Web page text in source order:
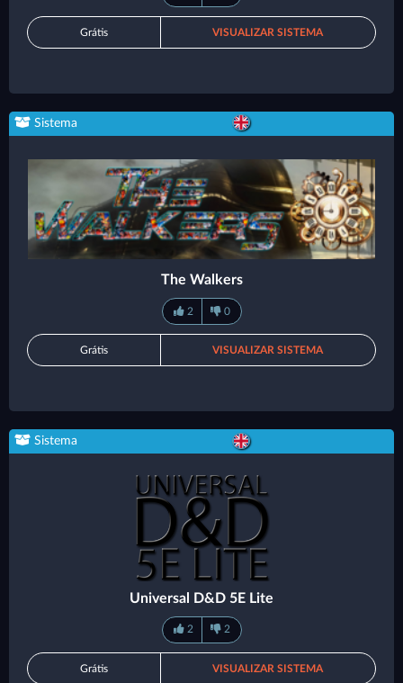
Grátis VISUALIZAR SISTEMA
Sistema
The Walkers
2 0
Grátis VISUALIZAR SISTEMA
Sistema
Universal D&D 5E Lite
2 2
Grátis VISUALIZAR SISTEMA